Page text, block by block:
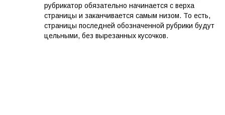
рубрикатор обязательно начинается с верха
страницы и заканчивается самым низом. То есть,
страницы последней обозначенной рубрики будут
цельными, без вырезанных кусочков.